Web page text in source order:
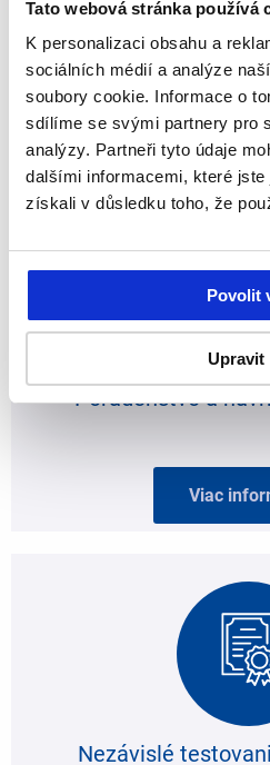
Tato webová stránka používá
K personalizaci obsahu a
sociálních médií a analýze
soubory cookie. Informace o
sdílíme se svými partnery pro
analýzy. Partneři tyto údaje
dalšími informacemi, které
získali v důsledku toho, že
Povolit
Upravit
Optimalizácia
Viac
Poradenstvo a
Viac
Nezávislé